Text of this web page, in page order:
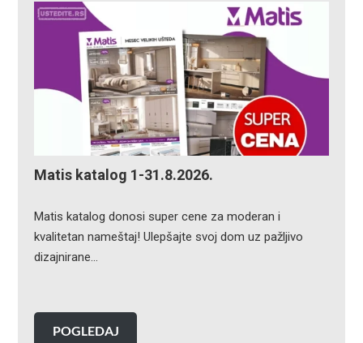
Matis katalog 1-31.8.2026.
Matis katalog donosi super cene za moderan i
kvalitetan nameštaj! Ulepšajte svoj dom uz pažljivo
dizajnirane…
POGLEDAJ